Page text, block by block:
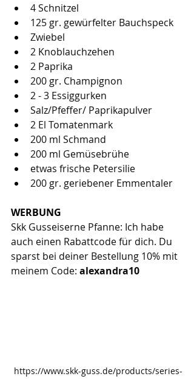
4 Schnitzel
125 gr. gewürfelter Bauchspeck
Zwiebel
2 Knoblauchzehen
2 Paprika
200 gr. Champignon
2 - 3 Essiggurken
Salz/Pfeffer/ Paprikapulver
2 El Tomatenmark
200 ml Schmand
200 ml Gemüsebrühe
etwas frische Petersilie
200 gr. geriebener Emmentaler
WERBUNG
Skk Gusseiserne Pfanne: Ich habe
auch einen Rabattcode für dich. Du
sparst bei deiner Bestellung 10% mit
meinem Code: alexandra10
https://www.skk-guss.de/products/series-